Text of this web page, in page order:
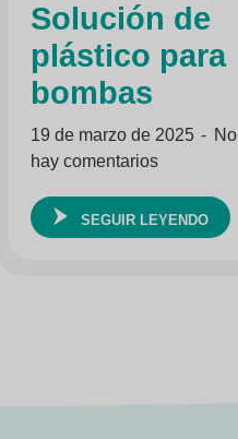
Solución de
plástico para
bombas
19 de marzo de 2025
No
hay comentarios
SEGUIR LEYENDO